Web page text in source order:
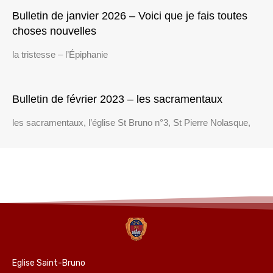
Bulletin de janvier 2026 – Voici que je fais toutes
choses nouvelles
la tristesse – l’Épiphanie
Bulletin de février 2023 – les sacramentaux
les sacramentaux, l’église St Bruno n°3, St Pierre Nolasque,
Eglise Saint-Bruno